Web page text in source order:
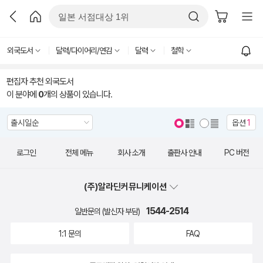
외국도서 달력/다이어리/연감 달력 철학
편집자 추천 외국도서
이 분야에 0개의 상품이 있습니다.
옵션1
로그인 전체 메뉴 회사 소개 출판사 안내 PC 버전
(주)알라딘커뮤니케이션
일반문의 (발신자 부담) 1544-2514
1:1 문의 FAQ